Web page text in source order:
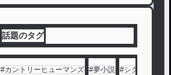
話題のタグ
#カントリーヒューマンズ #夢小説 #シクフォニ